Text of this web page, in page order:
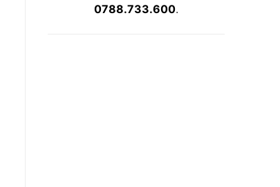
0788.733.600.